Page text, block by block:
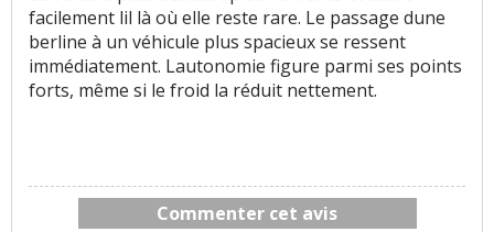
facilement lil là où elle reste rare. Le passage dune
berline à un véhicule plus spacieux se ressent
immédiatement. Lautonomie figure parmi ses points
forts, même si le froid la réduit nettement.
Commenter cet avis